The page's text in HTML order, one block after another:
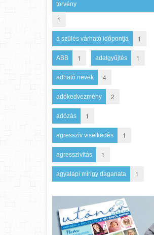
törvény
1
a szülés várható időpontja 1
ABB 1 adatgyűjtés 1
adható nevek 4
adókedvezmény 2
adózás 1
agresszív viselkedés 1
agresszivitás 1
agyalapi mirigy daganata 1